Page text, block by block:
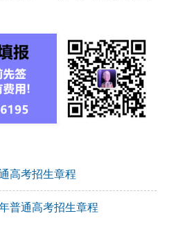
高考招生章程
普通高考招生章程